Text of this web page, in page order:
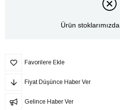
Ürün stoklarımızda
Favorilere Ekle
Fiyat Düşünce Haber Ver
Gelince Haber Ver